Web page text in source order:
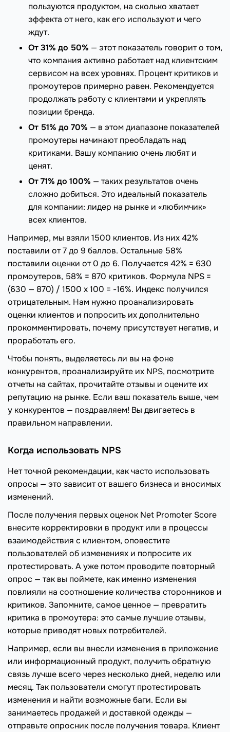
пользуются продуктом, на сколько хватает
эффекта от него, как его используют и чего
ждут.
От 31% до 50% — этот показатель говорит о том,
что компания активно работает над клиентским
сервисом на всех уровнях. Процент критиков и
промоутеров примерно равен. Рекомендуется
продолжать работу с клиентами и укреплять
позиции бренда.
От 51% до 70% — в этом диапазоне показателей
промоутеры начинают преобладать над
критиками. Вашу компанию очень любят и
ценят.
От 71% до 100% — таких результатов очень
сложно добиться. Это идеальный показатель
для компании: лидер на рынке и «любимчик»
всех клиентов.
Например, мы взяли 1500 клиентов. Из них 42%
поставили от 7 до 9 баллов. Остальные 58%
поставили оценки от 0 до 6. Получается 42% = 630
промоутеров, 58% = 870 критиков. Формула NPS =
(630 — 870) / 1500 х 100 = -16%. Индекс получился
отрицательным. Нам нужно проанализировать
оценки клиентов и попросить их дополнительно
прокомментировать, почему присутствует негатив, и
проработать его.
Чтобы понять, выделяетесь ли вы на фоне
конкурентов, проанализируйте их NPS, посмотрите
отчеты на сайтах, прочитайте отзывы и оцените их
репутацию на рынке. Если ваш показатель выше, чем
у конкурентов — поздравляем! Вы двигаетесь в
правильном направлении.
Когда использовать NPS
Нет точной рекомендации, как часто использовать
опросы — это зависит от вашего бизнеса и вносимых
изменений.
После получения первых оценок Net Promoter Score
внесите корректировки в продукт или в процессы
взаимодействия с клиентом, оповестите
пользователей об изменениях и попросите их
протестировать. А уже потом проводите повторный
опрос — так вы поймете, как именно изменения
повлияли на соотношение количества сторонников и
критиков. Запомните, самое ценное — превратить
критика в промоутера: это самые лучшие отзывы,
которые приводят новых потребителей.
Например, если вы внесли изменения в приложение
или информационный продукт, получить обратную
связь лучше всего через несколько дней, неделю или
месяц. Так пользователи смогут протестировать
изменения и найти возможные баги. Если вы
занимаетесь продажей и доставкой одежды —
отправьте опросник после получения товара. Клиент